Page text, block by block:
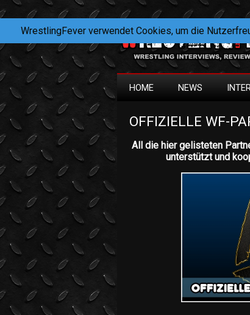
HOME NEWS
OFFIZIELLE WF-
All die hier gelisteten
unterstützt und
WrestlingFever verwendet Cookies, um die